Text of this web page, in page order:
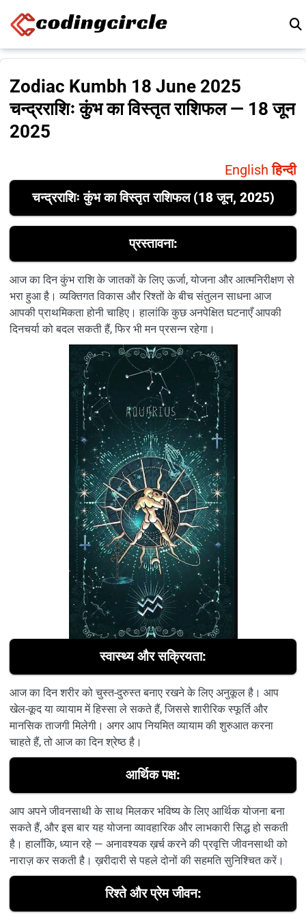
Zodiac Kumbh 18 June 2025
चन्द्रराशिः कुंभ का विस्तृत राशिफल — 18 जून
2025
English हिन्दी
चन्द्रराशिः कुंभ का विस्तृत राशिफल (18 जून, 2025)
प्रस्तावना:
आज का दिन कुंभ राशि के जातकों के लिए ऊर्जा, योजना और आत्मनिरीक्षण से
भरा हुआ है। व्यक्तिगत विकास और रिश्तों के बीच संतुलन साधना आज
आपकी प्राथमिकता होनी चाहिए। हालांकि कुछ अनपेक्षित घटनाएँ आपकी
दिनचर्या को बदल सकती हैं, फिर भी मन प्रसन्न रहेगा।
स्वास्थ्य और सक्रियता:
आज का दिन शरीर को चुस्त-दुरुस्त बनाए रखने के लिए अनुकूल है। आप
खेल-कूद या व्यायाम में हिस्सा ले सकते हैं, जिससे शारीरिक स्फूर्ति और
मानसिक ताजगी मिलेगी। अगर आप नियमित व्यायाम की शुरुआत करना
चाहते हैं, तो आज का दिन श्रेष्ठ है।
आर्थिक पक्ष:
आप अपने जीवनसाथी के साथ मिलकर भविष्य के लिए आर्थिक योजना बना
सकते हैं, और इस बार यह योजना व्यावहारिक और लाभकारी सिद्ध हो सकती
है। हालाँकि, ध्यान रहे — अनावश्यक ख़र्च करने की प्रवृत्ति जीवनसाथी को
नाराज़ कर सकती है। ख़रीदारी से पहले दोनों की सहमति सुनिश्चित करें।
रिश्ते और प्रेम जीवन: